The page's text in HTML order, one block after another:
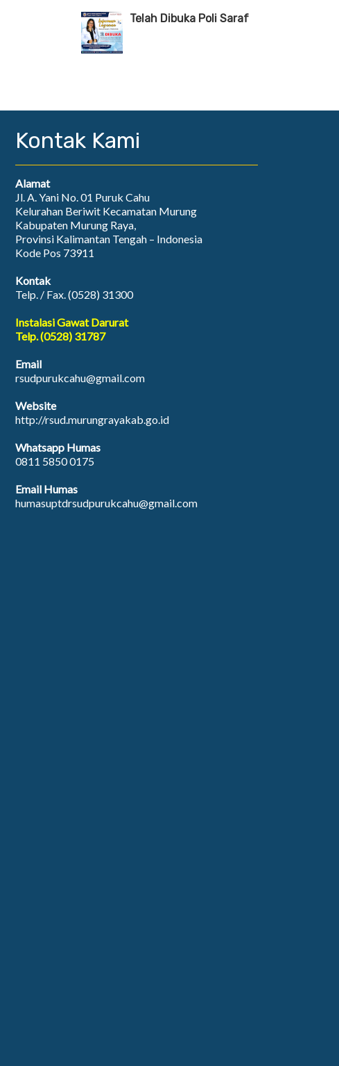
Telah Dibuka Poli Saraf
Kontak Kami
Alamat
Jl. A. Yani No. 01 Puruk Cahu
Kelurahan Beriwit Kecamatan Murung
Kabupaten Murung Raya,
Provinsi Kalimantan Tengah – Indonesia
Kode Pos 73911
Kontak
Telp. / Fax. (0528) 31300
Instalasi Gawat Darurat
Telp. (0528) 31787
Email
rsudpurukcahu@gmail.com
Website
http://rsud.murungrayakab.go.id
Whatsapp Humas
0811 5850 0175
Email Humas
humasuptdrsudpurukcahu@gmail.com